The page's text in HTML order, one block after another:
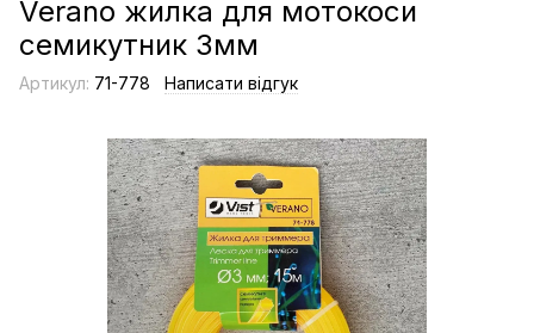
Verano жилка для мотокоси
семикутник 3мм
Артикул: 71-778 Написати відгук